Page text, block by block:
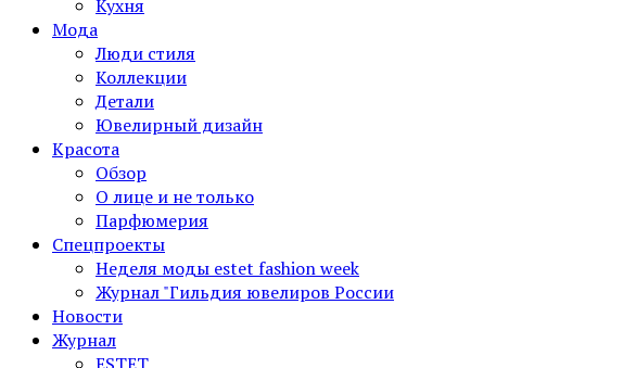
Кухня
Мода
Люди стиля
Коллекции
Детали
Ювелирный дизайн
Красота
Обзор
О лице и не только
Парфюмерия
Спецпроекты
Неделя моды estet fashion week
Журнал "Гильдия ювелиров России
Новости
Журнал